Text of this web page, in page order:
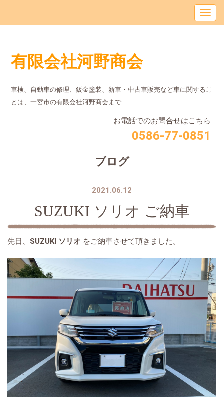
有限会社河野商会
車検、自動車の修理、鈑金塗装、新車・中古車販売など車に関するこ
とは、⼀宮市の有限会社河野商会まで
お電話でのお問合せはこちら
0586-77-0851
ブログ
2021.06.12
SUZUKI ソリオ ご納車
先日、 SUZUKI ソリオ をご納車させて頂きました。